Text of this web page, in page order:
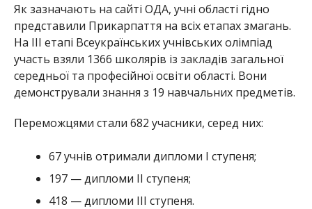
Як зазначають на сайті ОДА, учні області гідно
представили Прикарпаття на всіх етапах змагань.
На III етапі Всеукраїнських учнівських олімпіад
участь взяли 1366 школярів із закладів загальної
середньої та професійної освіти області. Вони
демонстрували знання з 19 навчальних предметів.
Переможцями стали 682 учасники, серед них:
67 учнів отримали дипломи І ступеня;
197 — дипломи II ступеня;
418 — дипломи ІІІ ступеня.